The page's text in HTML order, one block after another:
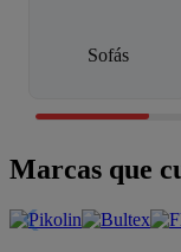
Sofás
Marcas que